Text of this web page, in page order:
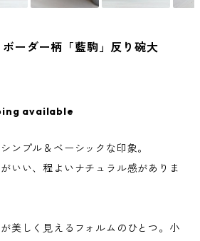
ーダー柄「藍駒」反り碗大
available
ンプル＆ベーシックな印象。
いい、程よいナチュラル感がありま
美しく見えるフォルムのひとつ。小